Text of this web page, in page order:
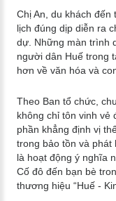
Chị An, du khách đến
lịch đúng dịp diễn ra
dự. Những màn trình
người dân Huế trong
hơn về văn hóa và
Theo Ban tổ chức,
không chỉ tôn vinh vẻ
phần khẳng định vị
trong bảo tồn và phát
là hoạt động ý nghĩa
Cố đô đến bạn bè
thương hiệu “Huế -